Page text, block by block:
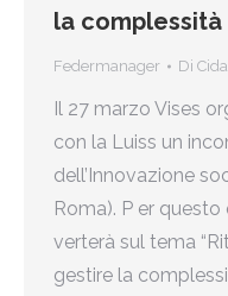
la complessità
Federmanager Di Cida
Il 27 marzo Vises
con la Luiss un
dell’Innovazione
Roma). P er
verterà sul tema
gestire la